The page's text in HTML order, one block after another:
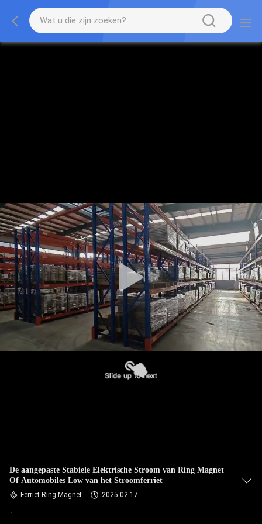
De aangepaste Stabiele Elektrische Stroom van Ring Magnet
Of Automobiles Low van het Stroomferriet
Ferriet Ring Magnet 2025-02-17